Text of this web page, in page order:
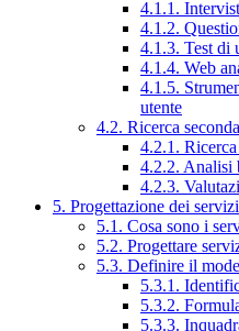
4.1.1.
4.1.2.
4.1.3. Test di
4.1.4. Web
4.1.5.
utente
4.2. Ricerca
4.2.1.
4.2.2. Analisi
4.2.3.
5. Progettazione dei servizi
5.1. Cosa sono i
5.2. Progettare
5.3. Definire il
5.3.1.
5.3.2.
5.3.3.